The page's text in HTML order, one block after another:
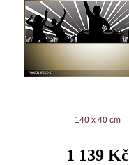
140 x 40 cm
1 139 Kč